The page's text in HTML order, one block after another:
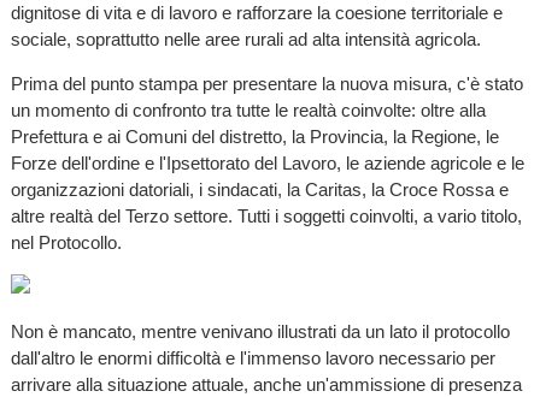
dignitose di vita e di lavoro e rafforzare la coesione territoriale e
sociale, soprattutto nelle aree rurali ad alta intensità agricola.
Prima del punto stampa per presentare la nuova misura, c'è stato
un momento di confronto tra tutte le realtà coinvolte: oltre alla
Prefettura e ai Comuni del distretto, la Provincia, la Regione, le
Forze dell'ordine e l'Ipsettorato del Lavoro, le aziende agricole e le
organizzazioni datoriali, i sindacati, la Caritas, la Croce Rossa e
altre realtà del Terzo settore. Tutti i soggetti coinvolti, a vario titolo,
nel Protocollo.
Non è mancato, mentre venivano illustrati da un lato il protocollo
dall'altro le enormi difficoltà e l'immenso lavoro necessario per
arrivare alla situazione attuale, anche un'ammissione di presenza